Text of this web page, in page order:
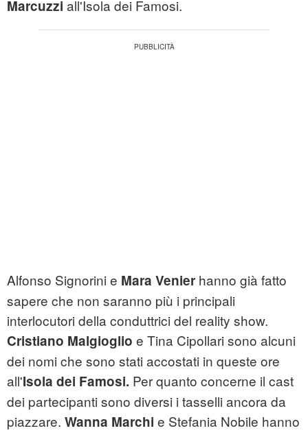
Marcuzzi all'Isola dei Famosi.
Alfonso Signorini e Mara Venier hanno già fatto
sapere che non saranno più i principali
interlocutori della conduttrici del reality show.
Cristiano Malgioglio e Tina Cipollari sono alcuni
dei nomi che sono stati accostati in queste ore
all'Isola dei Famosi. Per quanto concerne il cast
dei partecipanti sono diversi i tasselli ancora da
piazzare. Wanna Marchi e Stefania Nobile hanno